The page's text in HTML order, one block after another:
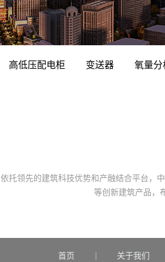
高低压配电柜 变送器 氧量分
依托领先的建筑科技优势和产融结合平台，
等创新建筑产品，
首页 关于我们